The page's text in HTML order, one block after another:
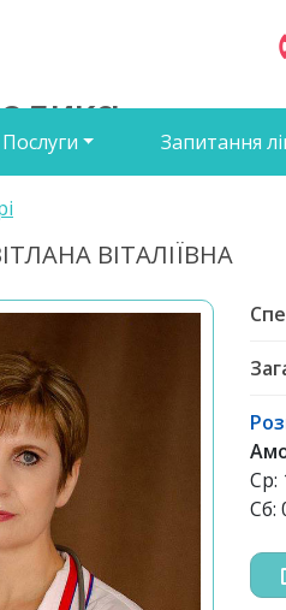
центр
Послуги Запитання
ВІТАЛІЇВНА
Ср:
Сб: